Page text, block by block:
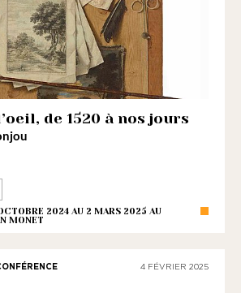
de 1520 à nos jours
2024 AU 2 MARS 2025 AU
MONET
4 FÉVRIER 2025